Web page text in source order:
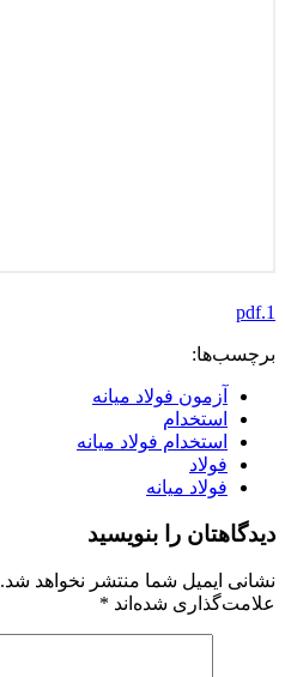
1.pdf
برچسب‌ها:
آزمون فولاد میانه
استخدام
استخدام فولاد میانه
فولاد
فولاد میانه
دیدگاهتان را بنویسید
نشانی ایمیل شما منتشر نخواهد شد.
علامت‌گذاری شده‌اند *